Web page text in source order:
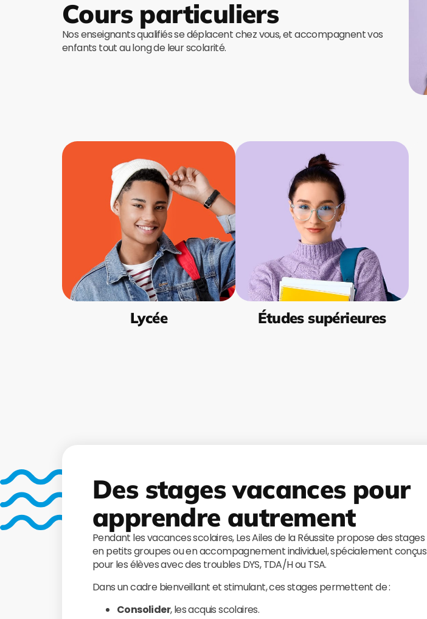
Cours particuliers
Nos enseignants qualifiés se déplacent chez vous, et accompagnent vos
enfants tout au long de leur scolarité.
Lycée Études supérieures
Des stages vacances pour
apprendre autrement
Pendant les vacances scolaires, Les Ailes de la Réussite propose des stages
en petits groupes ou en accompagnement individuel, spécialement conçus
pour les élèves avec des troubles DYS, TDA/H ou TSA.
Dans un cadre bienveillant et stimulant, ces stages permettent de :
Consolider, les acquis scolaires.